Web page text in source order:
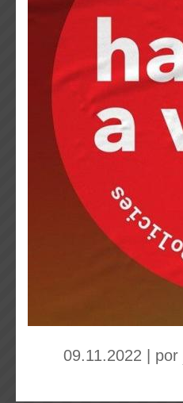
09.11.2022 | por